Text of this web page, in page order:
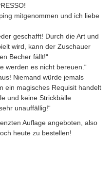
mitgenommen und ich liebe
geschafft! Durch die Art und
wird, kann der Zuschauer
Becher fällt!“
werden es nicht bereuen.“
Niemand würde jemals
ein magisches Requisit handelt
und keine Strickbälle
unauffällig!“
Auflage angeboten, also
heute zu bestellen!